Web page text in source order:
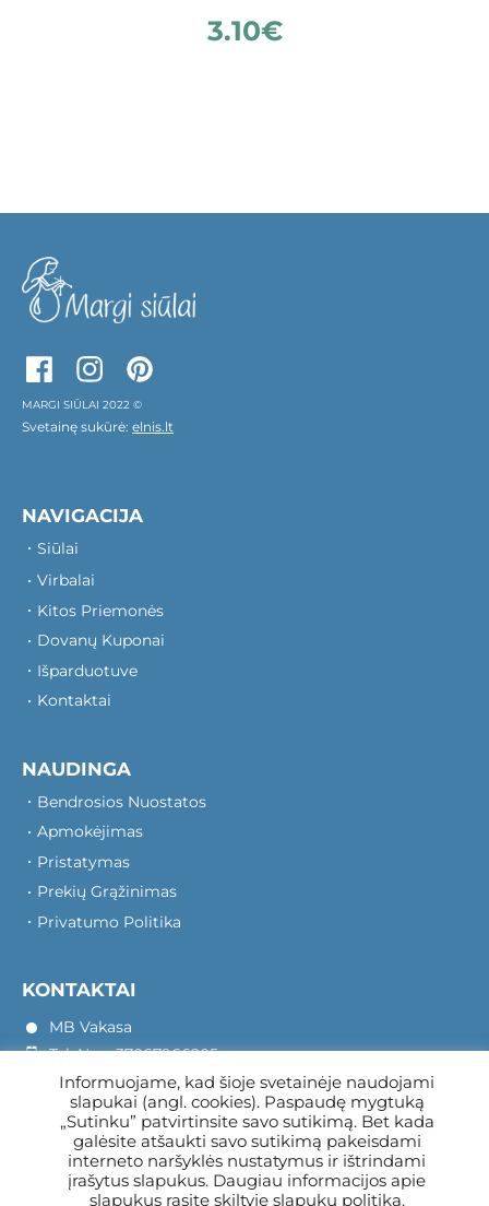
3.10€
MARGI SIŪLAI 2022 ©
Svetainę sukūrė: elnis.lt
NAVIGACIJA
Siūlai
Virbalai
Kitos Priemonės
Dovanų Kuponai
Išparduotuve
Kontaktai
NAUDINGA
Bendrosios Nuostatos
Apmokėjimas
Pristatymas
Prekių Grąžinimas
Privatumo Politika
KONTAKTAI
MB Vakasa
Tel. Nr.: +37067966205
Rotušės A. 16, Kretinga 97140
Informuojame, kad šioje svetainėje naudojami
slapukai (angl. cookies). Paspaudę mygtuką
„Sutinku” patvirtinsite savo sutikimą. Bet kada
galėsite atšaukti savo sutikimą pakeisdami
interneto naršyklės nustatymus ir ištrindami
įrašytus slapukus. Daugiau informacijos apie
slapukus rasite skiltyje slapukų politika.